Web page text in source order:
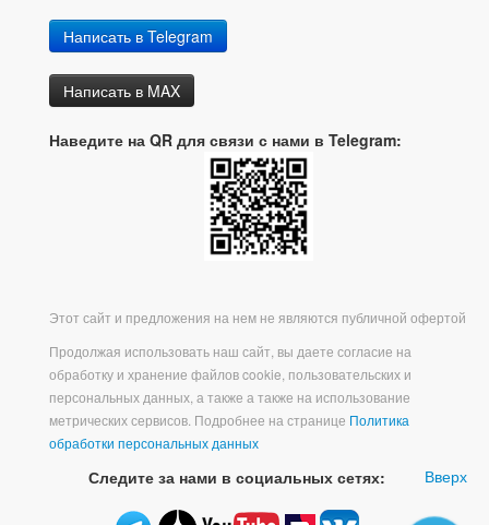
Написать в Telegram
Написать в MAX
Наведите на QR для связи с нами в Telegram:
Этот сайт и предложения на нем не являются публичной офертой
Продолжая использовать наш сайт, вы даете согласие на
обработку и хранение файлов cookie, пользовательских и
персональных данных, а также а также на использование
метрических сервисов. Подробнее на странице Политика
обработки персональных данных
Вверх
Следите за нами в социальных сетях: